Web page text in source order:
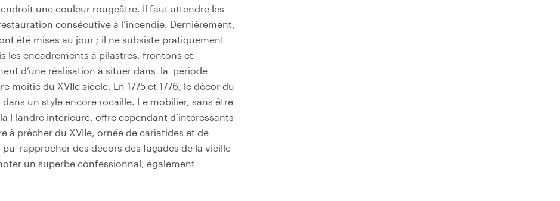
une couleur rougeâtre. Il faut attendre les
consécutive à l’incendie. Dernièrement,
été mises au jour ; il ne subsiste pratiquement
les encadrements à pilastres, frontons et
d’une réalisation à situer dans la période
moitié du XVIIe siècle. En 1775 et 1776, le décor du
un style encore rocaille. Le mobilier, sans être
Flandre intérieure, offre cependant d’intéressants
à prêcher du XVIIe, ornée de cariatides et de
rapprocher des décors des façades de la vieille
un superbe confessionnal, également